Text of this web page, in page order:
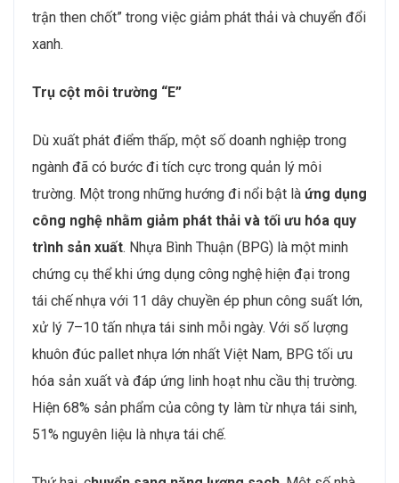
trận then chốt” trong việc giảm phát thải và chuyển đổi
xanh.
Trụ cột môi trường “E”
Dù xuất phát điểm thấp, một số doanh nghiệp trong
ngành đã có bước đi tích cực trong quản lý môi
trường. Một trong những hướng đi nổi bật là ứng dụng
công nghệ nhằm giảm phát thải và tối ưu hóa quy
trình sản xuất. Nhựa Bình Thuận (BPG) là một minh
chứng cụ thể khi ứng dụng công nghệ hiện đại trong
tái chế nhựa với 11 dây chuyền ép phun công suất lớn,
xử lý 7–10 tấn nhựa tái sinh mỗi ngày. Với số lượng
khuôn đúc pallet nhựa lớn nhất Việt Nam, BPG tối ưu
hóa sản xuất và đáp ứng linh hoạt nhu cầu thị trường.
Hiện 68% sản phẩm của công ty làm từ nhựa tái sinh,
51% nguyên liệu là nhựa tái chế.